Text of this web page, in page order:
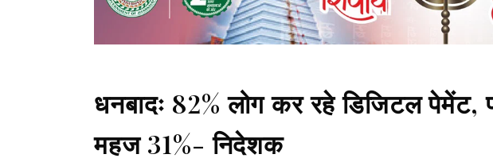
धनबादः 82% लोग कर रहे डिजिटल पेमेंट, पर
महज 31%- निदेशक